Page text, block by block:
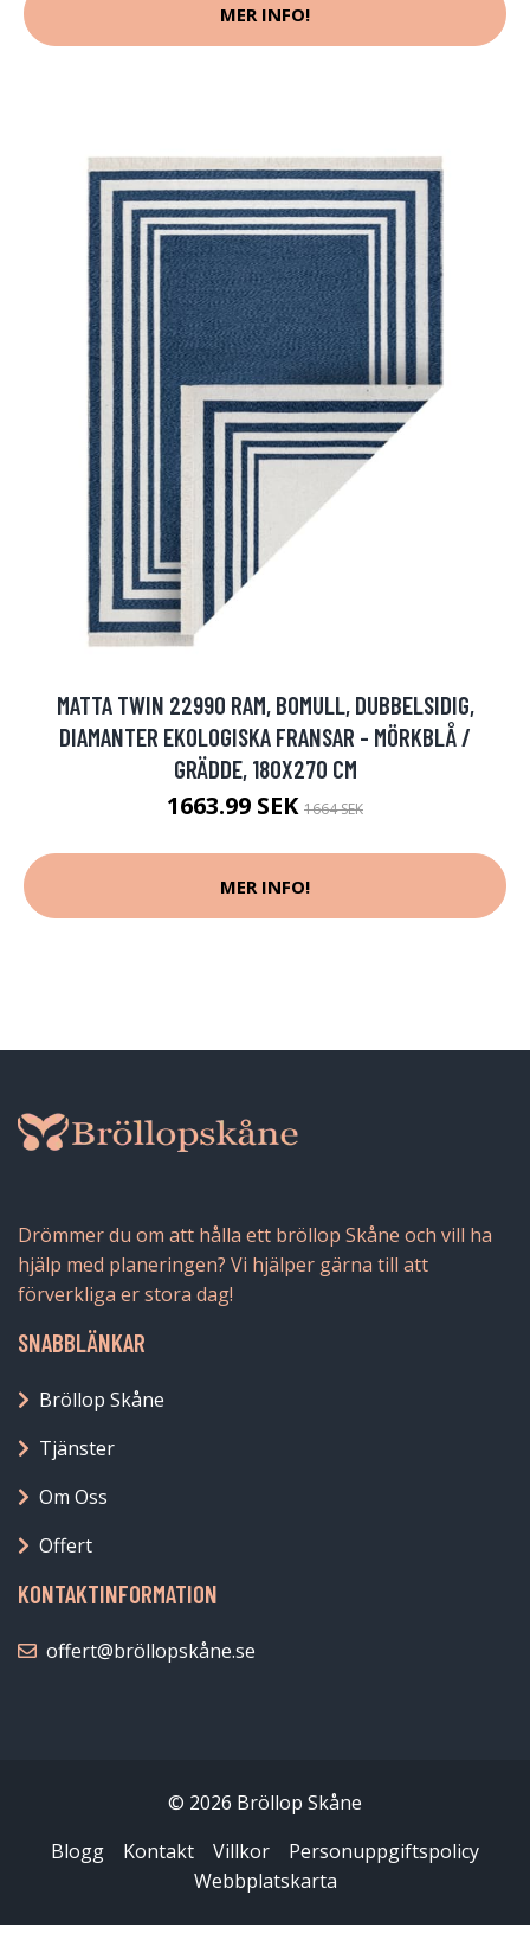
MER INFO!
MATTA TWIN 22990 RAM, BOMULL, DUBBELSIDIG,
DIAMANTER EKOLOGISKA FRANSAR - MÖRKBLÅ /
GRÄDDE, 180X270 CM
1663.99 SEK 1664 SEK
MER INFO!
Drömmer du om att hålla ett bröllop Skåne och vill ha
hjälp med planeringen? Vi hjälper gärna till att
förverkliga er stora dag!
SNABBLÄNKAR
Bröllop Skåne
Tjänster
Om Oss
Offert
KONTAKTINFORMATION
offert@bröllopskåne.se
© 2026 Bröllop Skåne
Blogg
Kontakt Villkor
Personuppgiftspolicy
Webbplatskarta